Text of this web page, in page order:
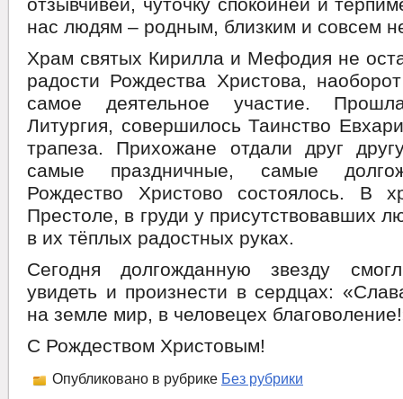
нас людям – родным, близким и совсем
Храм святых Кирилла и Мефодия не
радости Рождества Христова,
самое деятельное участие.
Литургия, совершилось Таинство
трапеза. Прихожане отдали друг
самые праздничные, самые
Рождество Христово состоялось. В
Престоле, в груди у присутствовавших
в их тёплых радостных руках.
Сегодня долгожданную звезду
увидеть и произнести в сердцах:
на земле мир, в человецех
С Рождеством Христовым!
Опубликовано в рубрике Без рубрики